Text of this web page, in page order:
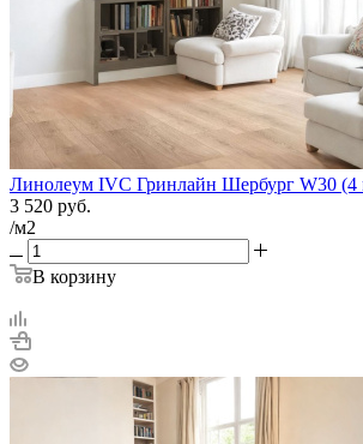
Линолеум IVC Гринлайн Шербург W30 (4
3 520 руб.
/м2
В корзину